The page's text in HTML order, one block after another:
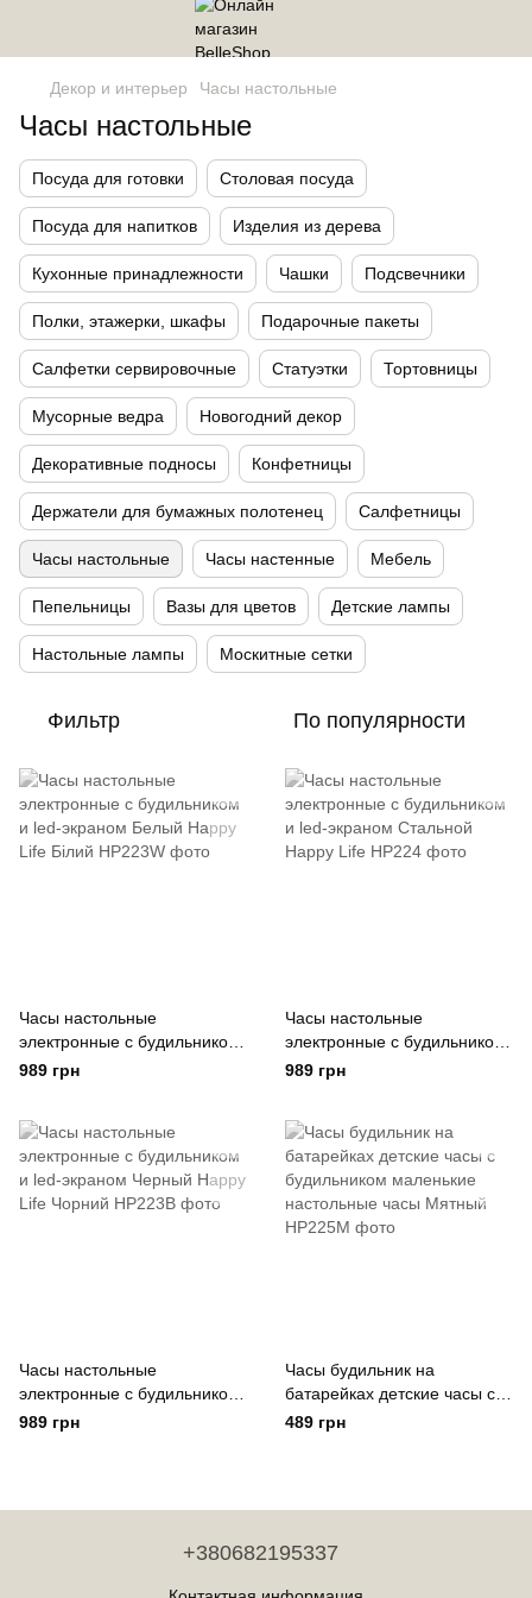
Декор и интерьер Часы настольные
Часы настольные
Посуда для готовки Столовая посуда
Посуда для напитков Изделия из дерева
Кухонные принадлежности Чашки Подсвечники
Полки, этажерки, шкафы Подарочные пакеты
Салфетки сервировочные Статуэтки Тортовницы
Мусорные ведра Новогодний декор
Декоративные подносы Конфетницы
Держатели для бумажных полотенец Салфетницы
Часы настольные Часы настенные Мебель
Пепельницы Вазы для цветов Детские лампы
Настольные лампы Москитные сетки
Фильтр По популярности
Часы настольные
электронные с будильником
и led-экраном Белый Happy
989 грн
Часы настольные
электронные с будильником
и led-экраном Стальной
989 грн
Часы настольные
электронные с будильником
и led-экраном Черный Happy
989 грн
Часы будильник на
батарейках детские часы с
будильником маленькие
489 грн
+380682195337